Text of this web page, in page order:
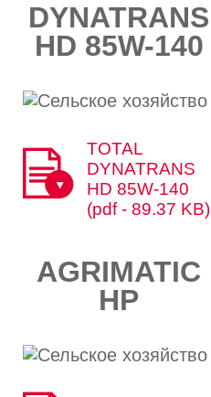
DYNATRANS
HD 85W-140​​
TOTAL
DYNATRANS
HD 85W-140
(pdf - 89.37 KB)
AGRIMATIC
HP